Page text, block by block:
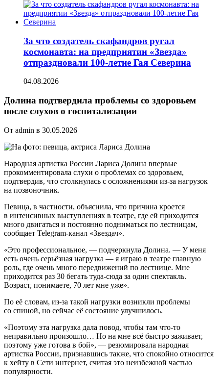
За что создатель скафандров ругал
космонавта: на предприятии «Звезда»
отпраздновали 100-летие Гая Северина
04.08.2026
Долина подтвердила проблемы со здоровьем
после слухов о госпитализации
От admin в 30.05.2026
Народная артистка России Лариса Долина впервые
прокомментировала слухи о проблемах со здоровьем,
подтвердив, что столкнулась с осложнениями из-за нагрузок
на позвоночник.
Певица, в частности, объяснила, что причина кроется
в интенсивных выступлениях в театре, где ей приходится
много двигаться и постоянно подниматься по лестницам,
сообщает Telegram-канал «Звездач».
«Это профессиональное, — подчеркнула Долина. — У меня
есть очень серьёзная нагрузка — я играю в театре главную
роль, где очень много передвижений по лестнице. Мне
приходится раз 30 бегать туда-сюда за один спектакль.
Возраст, понимаете, 70 лет мне уже».
По её словам, из-за такой нагрузки возникли проблемы
со спиной, но сейчас её состояние улучшилось.
«Поэтому эта нагрузка дала повод, чтобы там что-то
неправильно произошло… Но на мне всё быстро заживает,
поэтому уже готова в бой», — резюмировала народная
артистка России, признавшись также, что спокойно относится
к хейту в Сети интернет, считая это неизбежной частью
популярности.